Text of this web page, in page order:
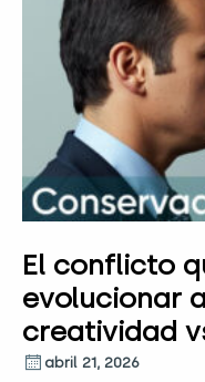
El conflicto
evolucionar
creatividad
abril 21, 2026